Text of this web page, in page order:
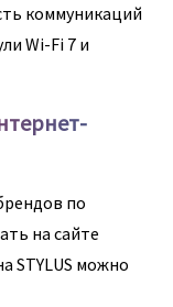
коммуникаций
Wi-Fi 7 и
по
на сайте
STYLUS можно